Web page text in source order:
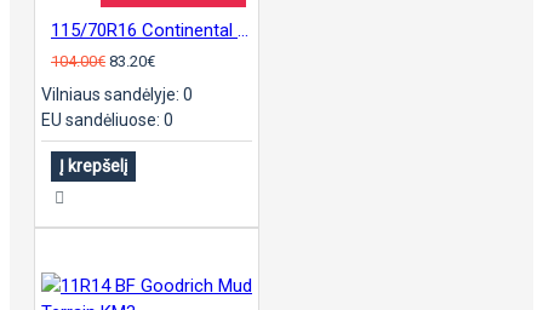
104.00€ 83.20€
Vilniaus sandėlyje: 0
EU sandėliuose: 0
Į krepšelį